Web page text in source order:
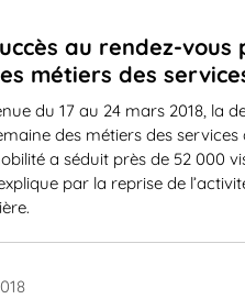
au rendez-vous
métiers des
du 17 au 24 mars 2018, la
des métiers des services
a séduit près de 52 000
par la reprise de